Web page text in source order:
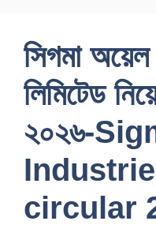
সিগমা অয়েল
লিমিটেড
২০২৬-
circular